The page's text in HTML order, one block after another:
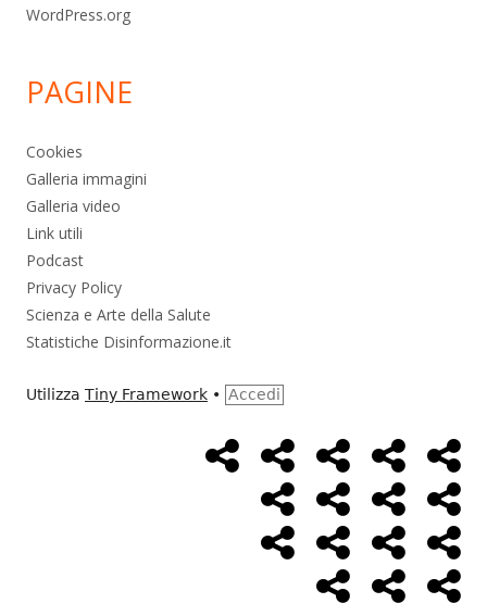
WordPress.org
PAGINE
Cookies
Galleria immagini
Galleria video
Link utili
Podcast
Privacy Policy
Scienza e Arte della Salute
Statistiche Disinformazione.it
Utilizza Tiny Framework • Accedi
MenùHome
Page
Alimentazione
AmbienteBambini
Cancro ControlloEconomia
FarmaciMassoneriaNWO
Salute Storia